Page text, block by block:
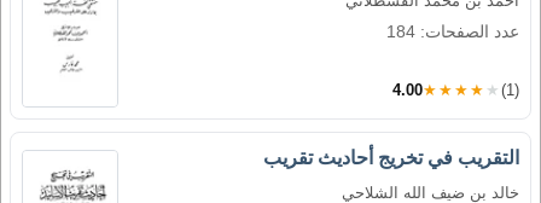
عدد الصفحات: 184
4.00★★★★★ (1)
التقريب في تخريج أحاديث تقريب
خالد بن ضيف الله الشلاحي